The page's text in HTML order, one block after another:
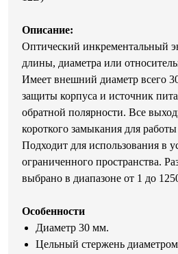
Описание:
Оптический инкрементальный
длины, диаметра или
Имеет внешний диаметр всего
защиты корпуса и источник
обратной полярности. Все
короткого замыкания для
Подходит для использования в
ограниченного пространства.
выбрано в диапазоне от 1 до
Особенности
Диаметр 30 мм.
Цельный стержень